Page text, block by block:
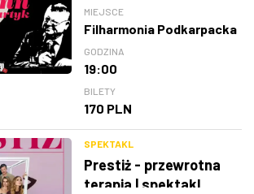
MIEJSCE
Filharmonia Podkarpacka
GODZINA
19:00
BILETY
170 PLN
SPEKTAKL
Prestiż - przewrotna
terapia | spektakl